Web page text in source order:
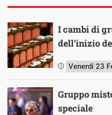
I cambi di
dell’inizio
Venerdì 23
Gruppo
speciale